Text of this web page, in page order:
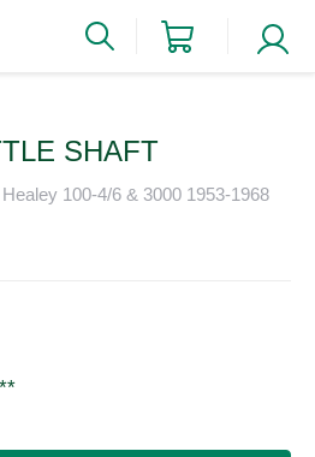
SHAFT
100-4/6 & 3000 1953-1968
**